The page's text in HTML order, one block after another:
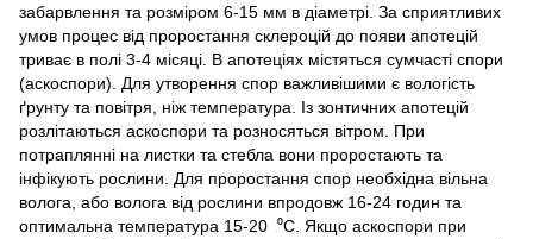
забарвлення та розміром 6-15 мм в діаметрі. За сприятливих
умов процес від проростання склероцій до появи апотецій
триває в полі 3-4 місяці. В апотеціях містяться сумчасті спори
(аскоспори). Для утворення спор важливішими є вологість
ґрунту та повітря, ніж температура. Із зонтичних апотецій
розлітаються аскоспори та розносяться вітром. При
потраплянні на листки та стебла вони проростають та
інфікують рослини. Для проростання спор необхідна вільна
волога, або волога від рослини впродовж 16-24 годин та
оптимальна температура 15-20 ⁰С. Якщо аскоспори при